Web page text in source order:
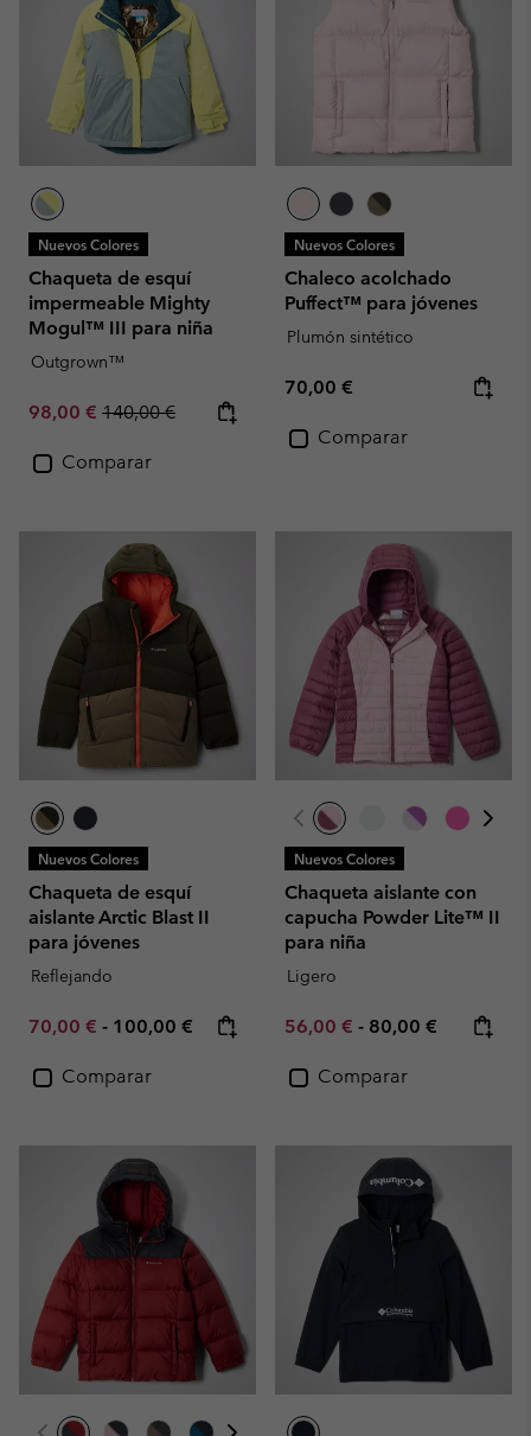
Nuevos Colores
Chaqueta de esquí
impermeable Mighty
Mogul™ III para niña
Outgrown™
Sale price:
98,00 € Regular price:
140,00 €
Comparar
Nuevos Colores
Chaleco acolchado
Puffect™ para jóvenes
Plumón sintético
Regular price:
70,00 €
Comparar
Nuevos Colores
Chaqueta de esquí
aislante Arctic Blast II
para jóvenes
Reflejando
Minimum sale price:
70,00 € - Maximum price:
100,00 €
Comparar
Nuevos Colores
Chaqueta aislante con
capucha Powder Lite™ II
para niña
Ligero
Minimum sale price:
56,00 € - Maximum price:
80,00 €
Comparar